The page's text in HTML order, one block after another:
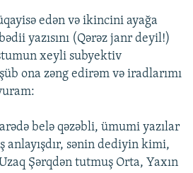
edən və ikincini ayağa
yazısını (Qərəz janr deyil!)
xeyli subyektiv
ona zəng edirəm və iradlarımı
belə qəzəbli, ümumi yazılar
anlayışdır, sənin dediyin kimi,
Şərqdən tutmuş Orta, Yaxın